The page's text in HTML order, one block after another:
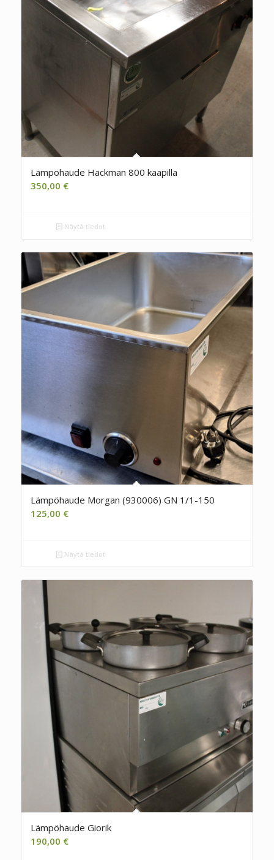
Lämpöhaude Hackman 800 kaapilla
350,00 €
Näytä tiedot
Lämpöhaude Morgan (930006) GN 1/1-150
125,00 €
Näytä tiedot
Lämpöhaude Giorik
190,00 €